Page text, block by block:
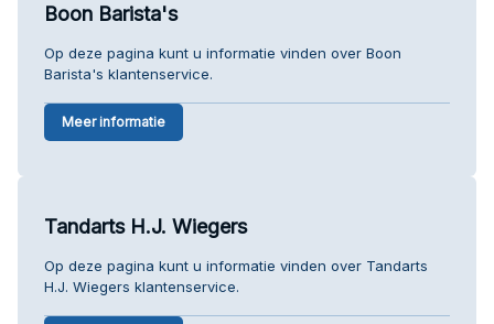
Boon Barista's
Op deze pagina kunt u informatie vinden over Boon
Barista's klantenservice.
Meer informatie
Tandarts H.J. Wiegers
Op deze pagina kunt u informatie vinden over Tandarts
H.J. Wiegers klantenservice.